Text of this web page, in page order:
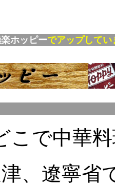
ホッピーでアップしてい
で中華
、遼寧省